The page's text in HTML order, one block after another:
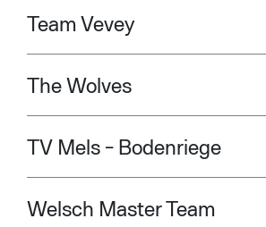
Team Vevey
The Wolves
TV Mels - Bodenriege
Welsch Master Team